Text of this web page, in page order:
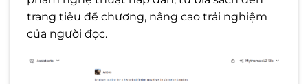
trang tiêu đề chương, nâng cao trải nghiệm
của người đọc.